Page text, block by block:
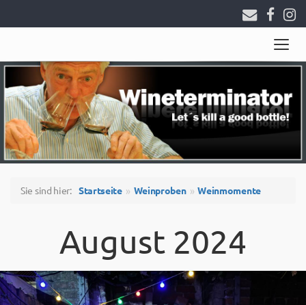
Sie sind hier: Startseite Weinproben Weinmomente
August 2024